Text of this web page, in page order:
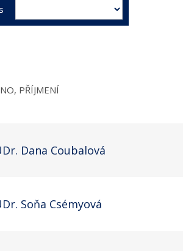
PŘÍJMENÍ
Dana Coubalová
Soňa Csémyová